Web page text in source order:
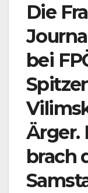
Die
bei
Ärger.
brach